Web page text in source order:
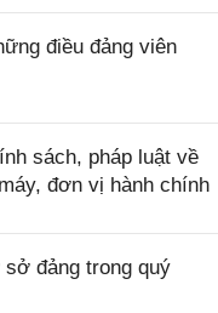
điều đảng viên
sách, pháp luật về
đơn vị hành chính
đảng trong quý